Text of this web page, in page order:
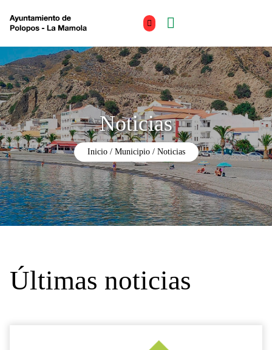
Noticias
Inicio Municipio Noticias
Últimas noticias